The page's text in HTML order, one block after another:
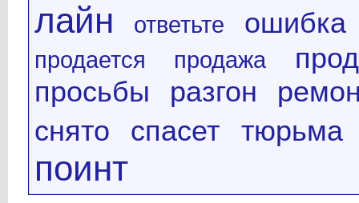
лайн ответьте ошибка
продается продажа
просьбы
разгон
снято
спасет тюрьма
поинт